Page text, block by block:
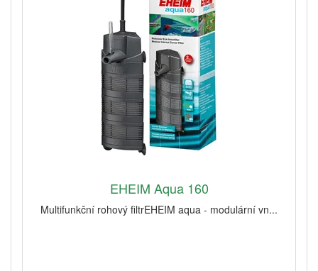
EHEIM Aqua 160
Multifunkční rohový filtrEHEIM aqua - modulární vn...